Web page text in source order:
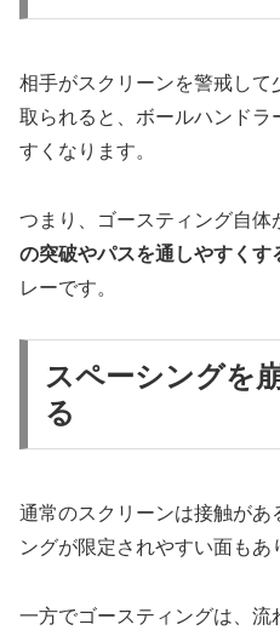
相手がスクリーンを警戒し
取られると、ボールハンド
すくなります。
つまり、ゴースティング自体
の突破やパスを通しやすくす
レーです。
スペーシングを
る
通常のスクリーンは接触があ
ングが限定されやすい面もあ
一方でゴースティングは、流